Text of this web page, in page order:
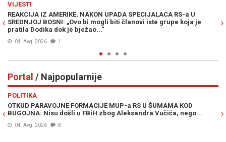
VIJESTI
REAKCIJA IZ AMERIKE, NAKON UPADA SPECIJALACA RS-a U
SREDNJOJ BOSNI: „Ovo bi mogli biti članovi iste grupe koja je
pratila Dodika dok je bježao...“
04. Avg. 2026 1
Portal / Najpopularnije
POLITIKA
OTKUD PARAVOJNE FORMACIJE MUP-a RS U ŠUMAMA KOD
BUGOJNA: Nisu došli u FBiH zbog Aleksandra Vučića, nego...
04. Avg. 2026 8